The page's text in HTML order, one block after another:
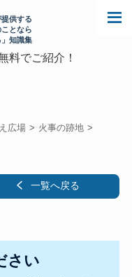
供する
ことなら
知識集
料でご紹介！
広場
火事の跡地
一覧へ戻る
さい